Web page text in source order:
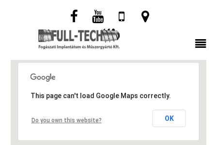
This page can't load Google Maps correctly.
Do you own this website? OK